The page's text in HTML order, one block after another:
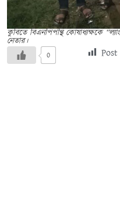
কুবিতে বিএনপিপন্থি কোষাধ্যক্ষকে
নেতার।
0